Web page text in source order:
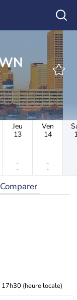
Jeu
13
-
-
Ven
14
-
-
Comparer
17h30 (heure locale)